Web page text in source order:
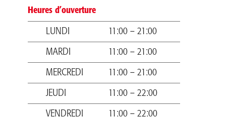
Heures d’ouverture
LUNDI 11:00 – 21:00
MARDI 11:00 – 21:00
MERCREDI 11:00 – 21:00
JEUDI 11:00 – 22:00
VENDREDI 11:00 – 22:00